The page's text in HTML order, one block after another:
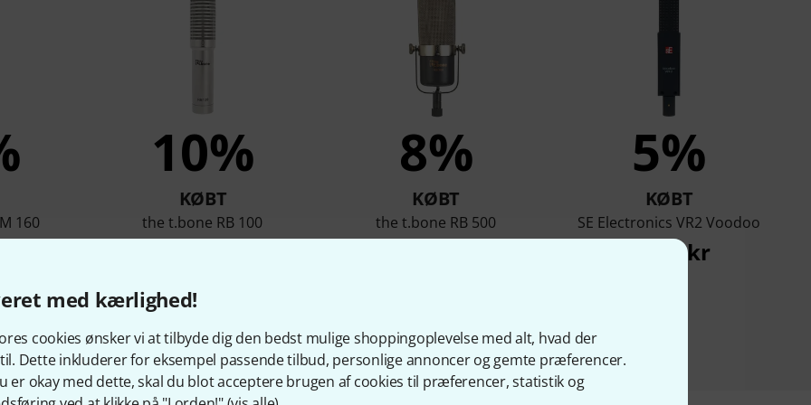
med kærlighed!
cookies ønsker vi at tilbyde dig den bedst mulige shoppingoplevelse med alt, hvad der
Dette inkluderer for eksempel passende tilbud, personlige annoncer og gemte præferencer.
er okay med dette, skal du blot acceptere brugen af cookies til præferencer, statistik og
160
10%
KØBT
the t.bone RB 100
8%
KØBT
the t.bone RB 500
5%
KØBT
SE Electronics VR2 Voodoo
3.799 kr
Sammenlign